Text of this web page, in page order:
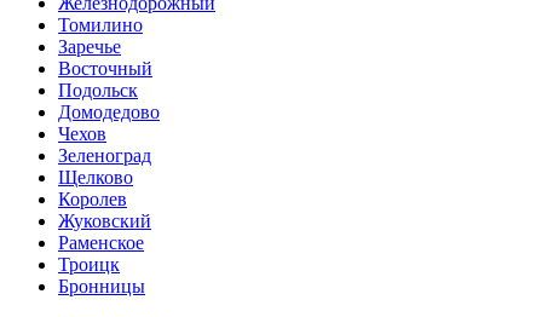
Томилино
Заречье
Восточный
Подольск
Домодедово
Чехов
Зеленоград
Щелково
Королев
Жуковский
Раменское
Троицк
Бронницы